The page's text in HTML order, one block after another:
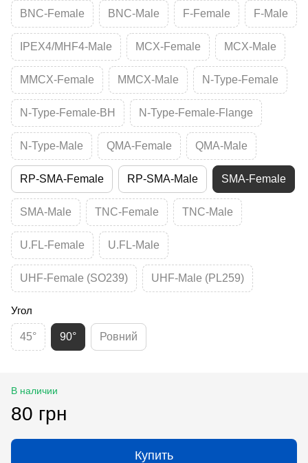
BNC-Female BNC-Male F-Female F-Male
IPEX4/MHF4-Male MCX-Female MCX-Male
MMCX-Female MMCX-Male N-Type-Female
N-Type-Female-BH N-Type-Female-Flange
N-Type-Male QMA-Female QMA-Male
RP-SMA-Female RP-SMA-Male SMA-Female
SMA-Male TNC-Female TNC-Male
U.FL-Female U.FL-Male
UHF-Female (SO239) UHF-Male (PL259)
Угол
45° 90° Ровний
В наличии
80 грн
Купить